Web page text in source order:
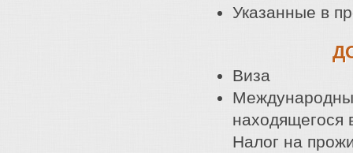
Указанные в
Виза
находящегося
Налог на